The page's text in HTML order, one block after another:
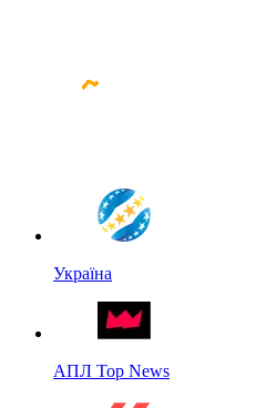
Україна
АПЛ Top News